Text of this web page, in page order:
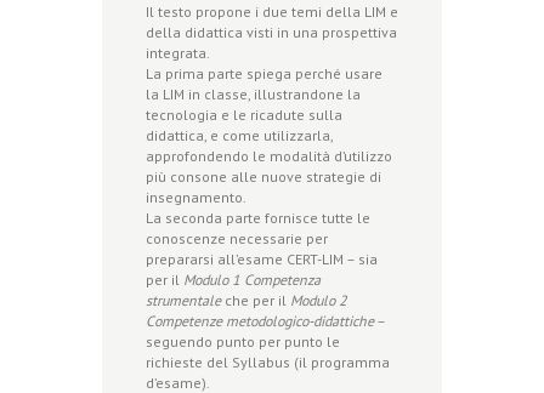
Il testo propone i due temi della LIM e
della didattica visti in una prospettiva
integrata.
La prima parte spiega perché usare
la LIM in classe, illustrandone la
tecnologia e le ricadute sulla
didattica, e come utilizzarla,
approfondendo le modalità d’utilizzo
più consone alle nuove strategie di
insegnamento.
La seconda parte fornisce tutte le
conoscenze necessarie per
prepararsi all’esame CERT-LIM – sia
per il Modulo 1 Competenza
strumentaleche per il Modulo 2
Competenze metodologico-didattiche–
seguendo punto per punto le
richieste del Syllabus (il programma
d’esame).